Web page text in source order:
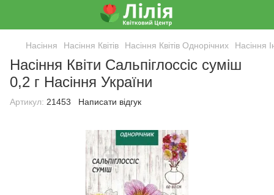
Насіння Насіння Квітів Насіння Квітів Однорічних Насіння
Насіння Квіти Сальпіглоссіс суміш
0,2 г Насіння України
Артикул: 21453 Написати відгук